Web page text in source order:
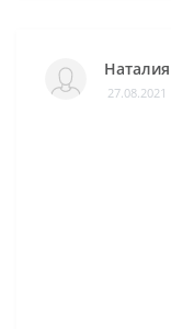
Наталия
27.08.2021